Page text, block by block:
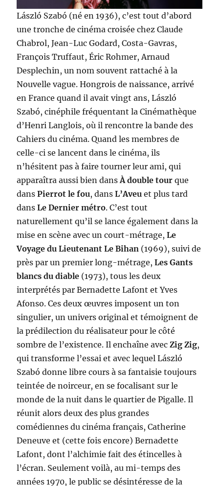
László Szabó (né en 1936), c’est tout d’abord
une tronche de cinéma croisée chez Claude
Chabrol, Jean-Luc Godard, Costa-Gavras,
François Truffaut, Éric Rohmer, Arnaud
Desplechin, un nom souvent rattaché à la
Nouvelle vague. Hongrois de naissance, arrivé
en France quand il avait vingt ans, László
Szabó, cinéphile fréquentant la Cinémathèque
d’Henri Langlois, où il rencontre la bande des
Cahiers du cinéma. Quand les membres de
celle-ci se lancent dans le cinéma, ils
n’hésitent pas à faire tourner leur ami, qui
apparaîtra aussi bien dansÀ double tourque
dansPierrot le fou, dansL’Aveuet plus tard
dansLe Dernier métro. C’est tout
naturellement qu’il se lance également dans la
mise en scène avec un court-métrage, Le
Voyage du Lieutenant Le Bihan (1969), suivi de
près par un premier long-métrage,Les Gants
blancs du diable (1973), tous les deux
interprétés par Bernadette Lafont et Yves
Afonso. Ces deux œuvres imposent un ton
singulier, un univers original et témoignent de
la prédilection du réalisateur pour le côté
sombre de l’existence. Il enchaîne avec Zig Zig,
qui transforme l’essai et avec lequel László
Szabó donne libre cours à sa fantaisie toujours
teintée de noirceur, en se focalisant sur le
monde de la nuit dans le quartier de Pigalle. Il
réunit alors deux des plus grandes
comédiennes du cinéma français, Catherine
Deneuve et (cette fois encore) Bernadette
Lafont, dont l’alchimie fait des étincelles à
l’écran. Seulement voilà, au mi-temps des
années 1970, le public se désintéresse de la